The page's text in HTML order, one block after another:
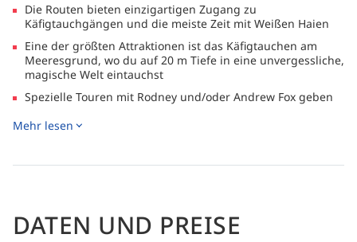
Die Routen bieten einzigartigen Zugang zu
Käfigtauchgängen und die meiste Zeit mit Weißen Haien
Eine der größten Attraktionen ist das Käfigtauchen am
Meeresgrund, wo du auf 20 m Tiefe in eine unvergessliche,
magische Welt eintauchst
Spezielle Touren mit Rodney und/oder Andrew Fox geben
und ihre Bewohner
wildes Paradies, das mit wundervollen Landgängen
Mehr lesen
DATEN UND PREISE